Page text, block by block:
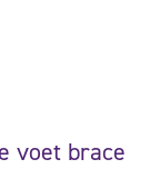
voet brace